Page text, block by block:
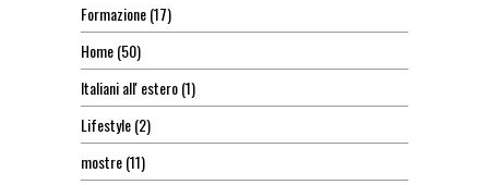
Formazione(17)
Home(50)
Italiani all' estero(1)
Lifestyle(2)
mostre(11)